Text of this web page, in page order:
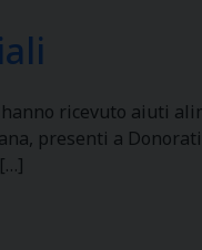
hanno ricevuto
presenti a